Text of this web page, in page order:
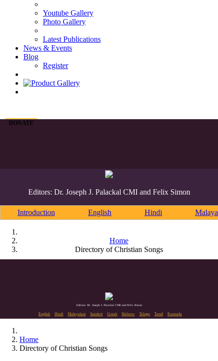
Youtube Gallery
Photo Gallery
Latest Publications
News & Events
Blog
Register
DONATE
Editors: Dr. Joseph J. Palackal CMI and Felix Simon
Introduction English Hindi
Home
Directory of Christian Songs
Editors: Dr. Joseph J. Palackal CMI and Felix Simon
English Hindi Malayalam Sanskrit Greek Hebrew Telugu Tamil Kannada
Home
Directory of Christian Songs